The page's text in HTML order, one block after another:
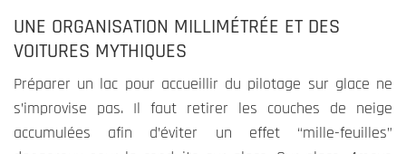
UNE ORGANISATION MILLIMÉTRÉE ET DES
VOITURES MYTHIQUES
Préparer un lac pour accueillir du pilotage sur glace ne
s’improvise pas. Il faut retirer les couches de neige
accumulées afin d’éviter un effet “mille-feuilles”
visite sur
notre site. Si
refusez,
certains
fonctionnalités
ne seront plus